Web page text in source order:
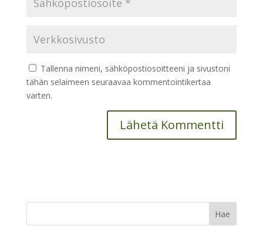
Tallenna nimeni, sähköpostiosoitteeni ja sivustoni
tähän selaimeen seuraavaa kommentointikertaa
varten.